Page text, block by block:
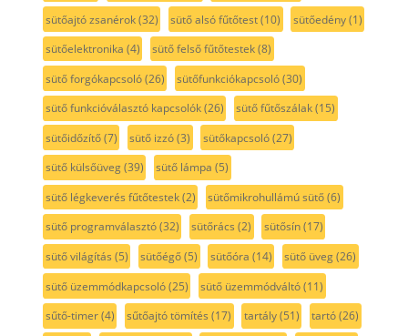
sütőajtó zsanérok(32) sütő alsó fűtőtest(10) sütőedény(1)
sütőelektronika (4) sütő felső fűtőtestek(8)
sütő forgókapcsoló(26) sütőfunkciókapcsoló(30)
sütő funkcióválasztó kapcsolók(26) sütő fűtőszálak(15)
sütőidőzítő(7) sütő izzó(3) sütőkapcsoló(27)
sütő külsőüveg(39) sütő lámpa (5)
sütő légkeverés fűtőtestek(2) sütőmikrohullámú sütő(6)
sütő programválasztó(32) sütőrács (2) sütősín(17)
sütő világítás (5) sütőégő(5) sütőóra (14) sütő üveg(26)
sütő üzemmódkapcsoló(25) sütő üzemmódváltó(11)
sűtő-timer(4) sűtőajtó tömítés (17) tartály(51) tartó(26)